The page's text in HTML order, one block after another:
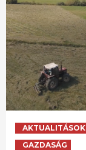
AKTUALITÁSOK
GAZDASÁG